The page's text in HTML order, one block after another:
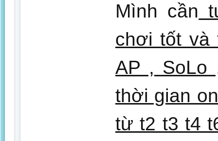
Mình cần
chơi tốt và
AP , SoLo
thời gian
từ t2 t3 t4